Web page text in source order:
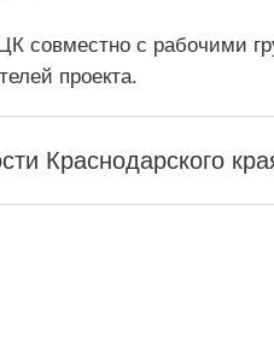
совместно с рабочими
проекта.
Краснодарского